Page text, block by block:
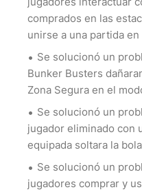
comprados en las
unirse a una partida
Se solucionó un
Bunker Busters
Zona Segura en el
Se solucionó un
jugador eliminado con
equipada soltara la
Se solucionó un
jugadores comprar y